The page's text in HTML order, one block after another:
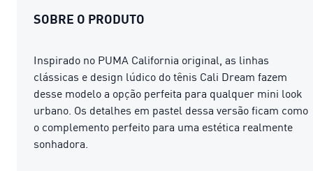
SOBRE O PRODUTO
Inspirado no PUMA California original, as linhas
clássicas e design lúdico do tênis Cali Dream fazem
desse modelo a opção perfeita para qualquer mini look
urbano. Os detalhes em pastel dessa versão ficam como
o complemento perfeito para uma estética realmente
sonhadora.